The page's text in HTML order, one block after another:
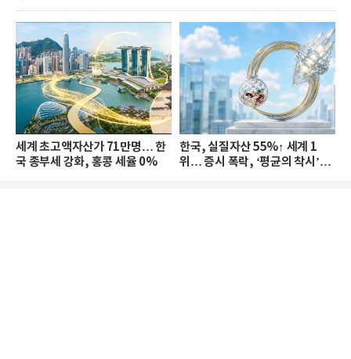
세계 초고액자산가 71만명… 한
국 종부세 강화, 홍콩 세율 0%
한국, 실질자산 55%↑ 세계 1
위… 증시 폭락, ‘평균의 착시’와